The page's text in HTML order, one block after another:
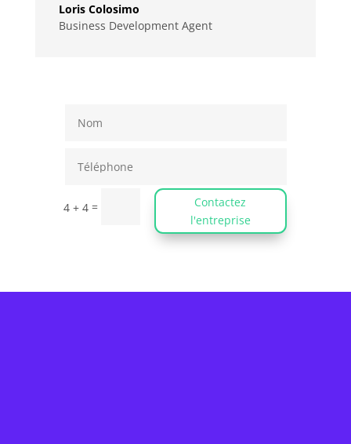
Loris Colosimo
Business Development Agent
4 + 4=
Contactez
l'entreprise